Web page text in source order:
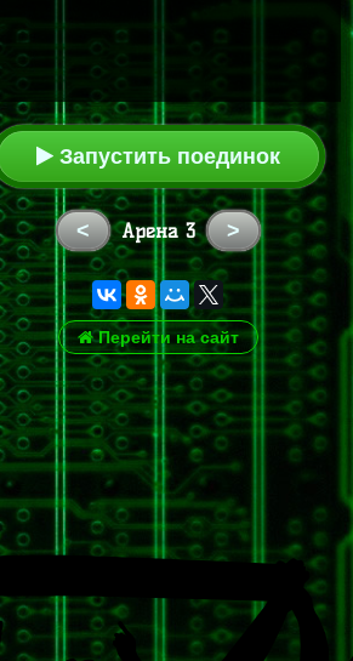
Запустить поединок
< Арена 3 >
Перейти на сайт